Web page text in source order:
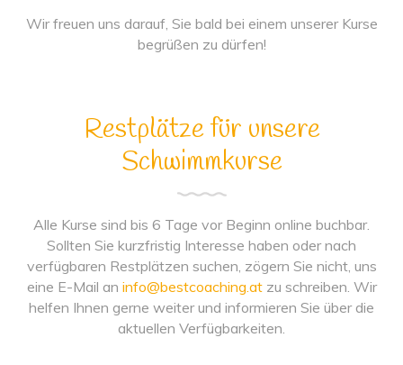
Wir freuen uns darauf, Sie bald bei einem unserer Kurse
begrüßen zu dürfen!
Restplätze für unsere
Schwimmkurse
Alle Kurse sind bis 6 Tage vor Beginn online buchbar.
Sollten Sie kurzfristig Interesse haben oder nach
verfügbaren Restplätzen suchen, zögern Sie nicht, uns
eine E-Mail an info@bestcoaching.atzu schreiben. Wir
helfen Ihnen gerne weiter und informieren Sie über die
aktuellen Verfügbarkeiten.